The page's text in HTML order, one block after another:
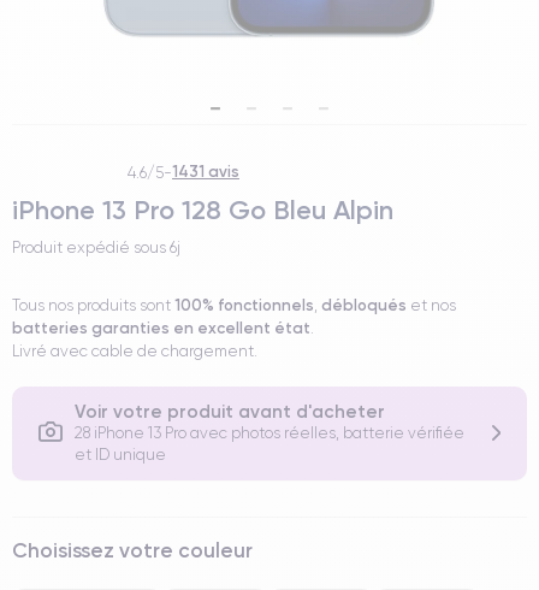
4.6/5-1431 avis
iPhone 13 Pro 128 Go Bleu Alpin
Produit expédié sous 6j
Tous nos produits sont 100% fonctionnels, débloqués et nos
batteries garanties en excellent état.
Livré avec cable de chargement.
Voir votre produit avant d'acheter
28 iPhone 13 Pro avec photos réelles, batterie vérifiée
et ID unique
Choisissez votre couleur